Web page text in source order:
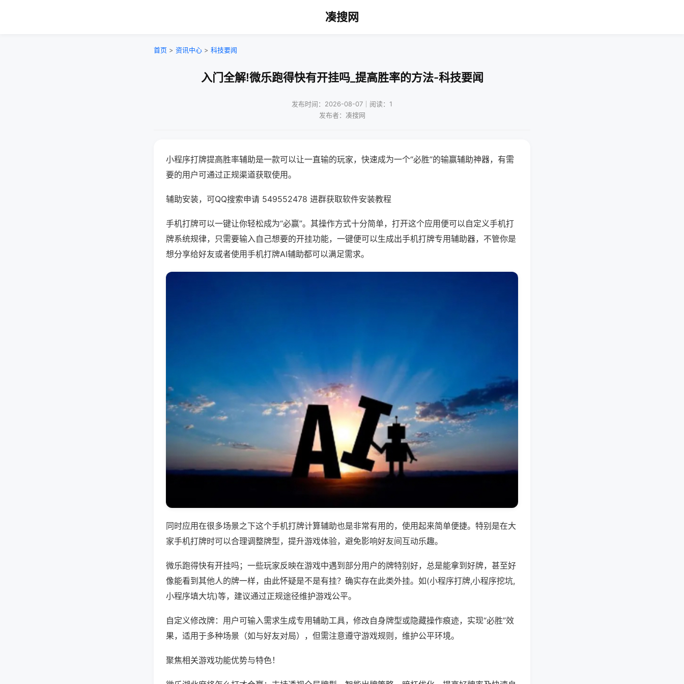
凑搜网
首页 > 资讯中心 > 科技要闻
入门全解!微乐跑得快有开挂吗_提高胜率的方法-科技要闻
发布时间：2026-08-07｜阅读：1
发布者：凑搜网
小程序打牌提高胜率辅助是一款可以让一直输的玩家，快速成为一个“必胜”的输赢辅助神器，有需
要的用户可通过正规渠道获取使用。
辅助安装，可QQ搜索申请 549552478 进群获取软件安装教程
手机打牌可以一键让你轻松成为“必赢”。其操作方式十分简单，打开这个应用便可以自定义手机打
牌系统规律，只需要输入自己想要的开挂功能，一键便可以生成出手机打牌专用辅助器，不管你是
想分享给好友或者使用手机打牌AI辅助都可以满足需求。
同时应用在很多场景之下这个手机打牌计算辅助也是非常有用的，使用起来简单便捷。特别是在大
家手机打牌时可以合理调整牌型，提升游戏体验，避免影响好友间互动乐趣。
微乐跑得快有开挂吗；一些玩家反映在游戏中遇到部分用户的牌特别好，总是能拿到好牌，甚至好
像能看到其他人的牌一样，由此怀疑是不是有挂？确实存在此类外挂。如(小程序打牌,小程序挖坑,
小程序填大坑)等，建议通过正规途径维护游戏公平。
自定义修改牌：用户可输入需求生成专用辅助工具，修改自身牌型或隐藏操作痕迹，实现“必胜”效
果，适用于多种场景（如与好友对局），但需注意遵守游戏规则，维护公平环境。
聚焦相关游戏功能优势与特色！